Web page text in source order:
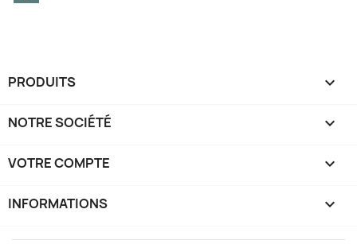
PRODUITS 
NOTRE SOCIÉTÉ 
VOTRE COMPTE 
INFORMATIONS keyboard_arrow_down